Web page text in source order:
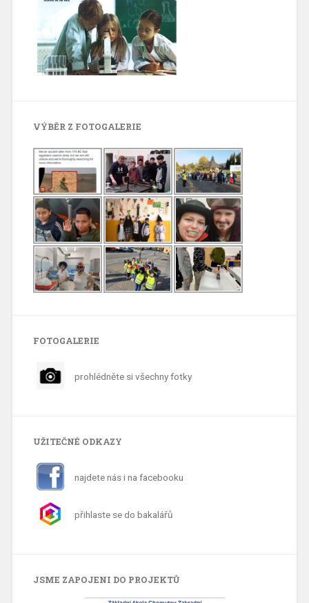
VÝBĚR Z FOTOGALERIE
FOTOGALERIE
prohlédněte si všechny fotky
UŽITEČNÉ ODKAZY
najdete nás i na facebooku
přihlaste se do bakalářů
JSME ZAPOJENI DO PROJEKTŮ